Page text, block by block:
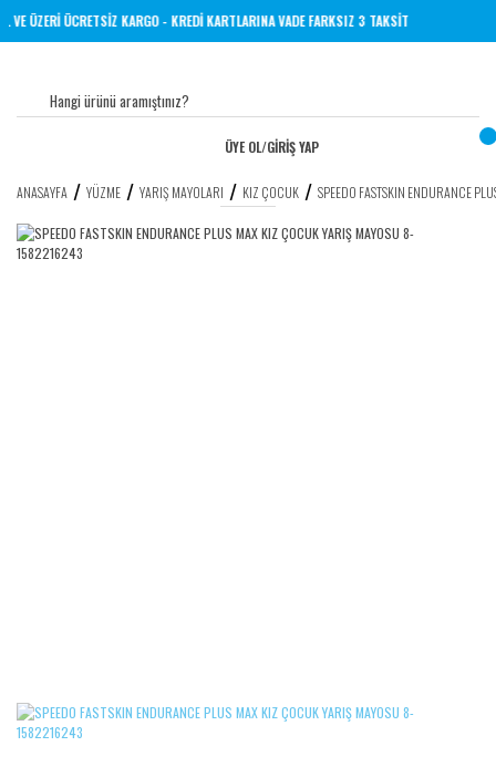
1000 TL VE ÜZERİ ÜCRETSİZ KARGO - KREDİ KARTLARINA VADE FARKSIZ 3 TAKSİT
ÜYE OL/GİRİŞ YAP
ANASAYFA YÜZME YARIŞ MAYOLARI KIZ ÇOCUK SPEEDO FASTSKIN ENDURANCE